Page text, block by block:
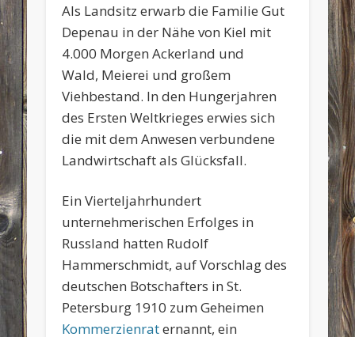
Als Landsitz erwarb die Familie Gut
Depenau in der Nähe von Kiel mit
4.000 Morgen Ackerland und
Wald, Meierei und großem
Viehbestand. In den Hungerjahren
des Ersten Weltkrieges erwies sich
die mit dem Anwesen verbundene
Landwirtschaft als Glücksfall.
Ein Vierteljahrhundert
unternehmerischen Erfolges in
Russland hatten Rudolf
Hammerschmidt, auf Vorschlag des
deutschen Botschafters in St.
Petersburg 1910 zum Geheimen
Kommerzienraternannt, ein